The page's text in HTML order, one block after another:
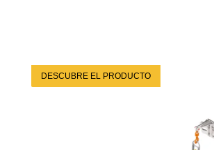
DESCUBRE EL PRODUCTO